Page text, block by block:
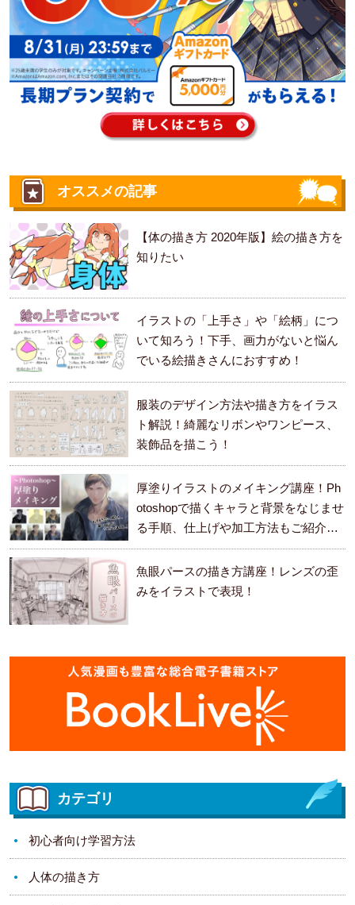
オススメの記事
【体の描き方 2020年版】絵の描き方を
知りたい
イラストの「上手さ」や「絵柄」につ
いて知ろう！下手、画力がないと悩ん
でいる絵描きさんにおすすめ！
服装のデザイン方法や描き方をイラス
ト解説！綺麗なリボンやワンピース、
装飾品を描こう！
厚塗りイラストのメイキング講座！Ph
otoshopで描くキャラと背景をなじませ
る手順、仕上げや加工方法もご紹介し
ます。
魚眼パースの描き方講座！レンズの歪
みをイラストで表現！
カテゴリ
初心者向け学習方法
人体の描き方